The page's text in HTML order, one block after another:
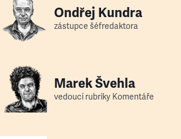
Ondřej Kundra
zástupce šéfredaktora
Marek Švehla
vedoucí rubriky Komentáře